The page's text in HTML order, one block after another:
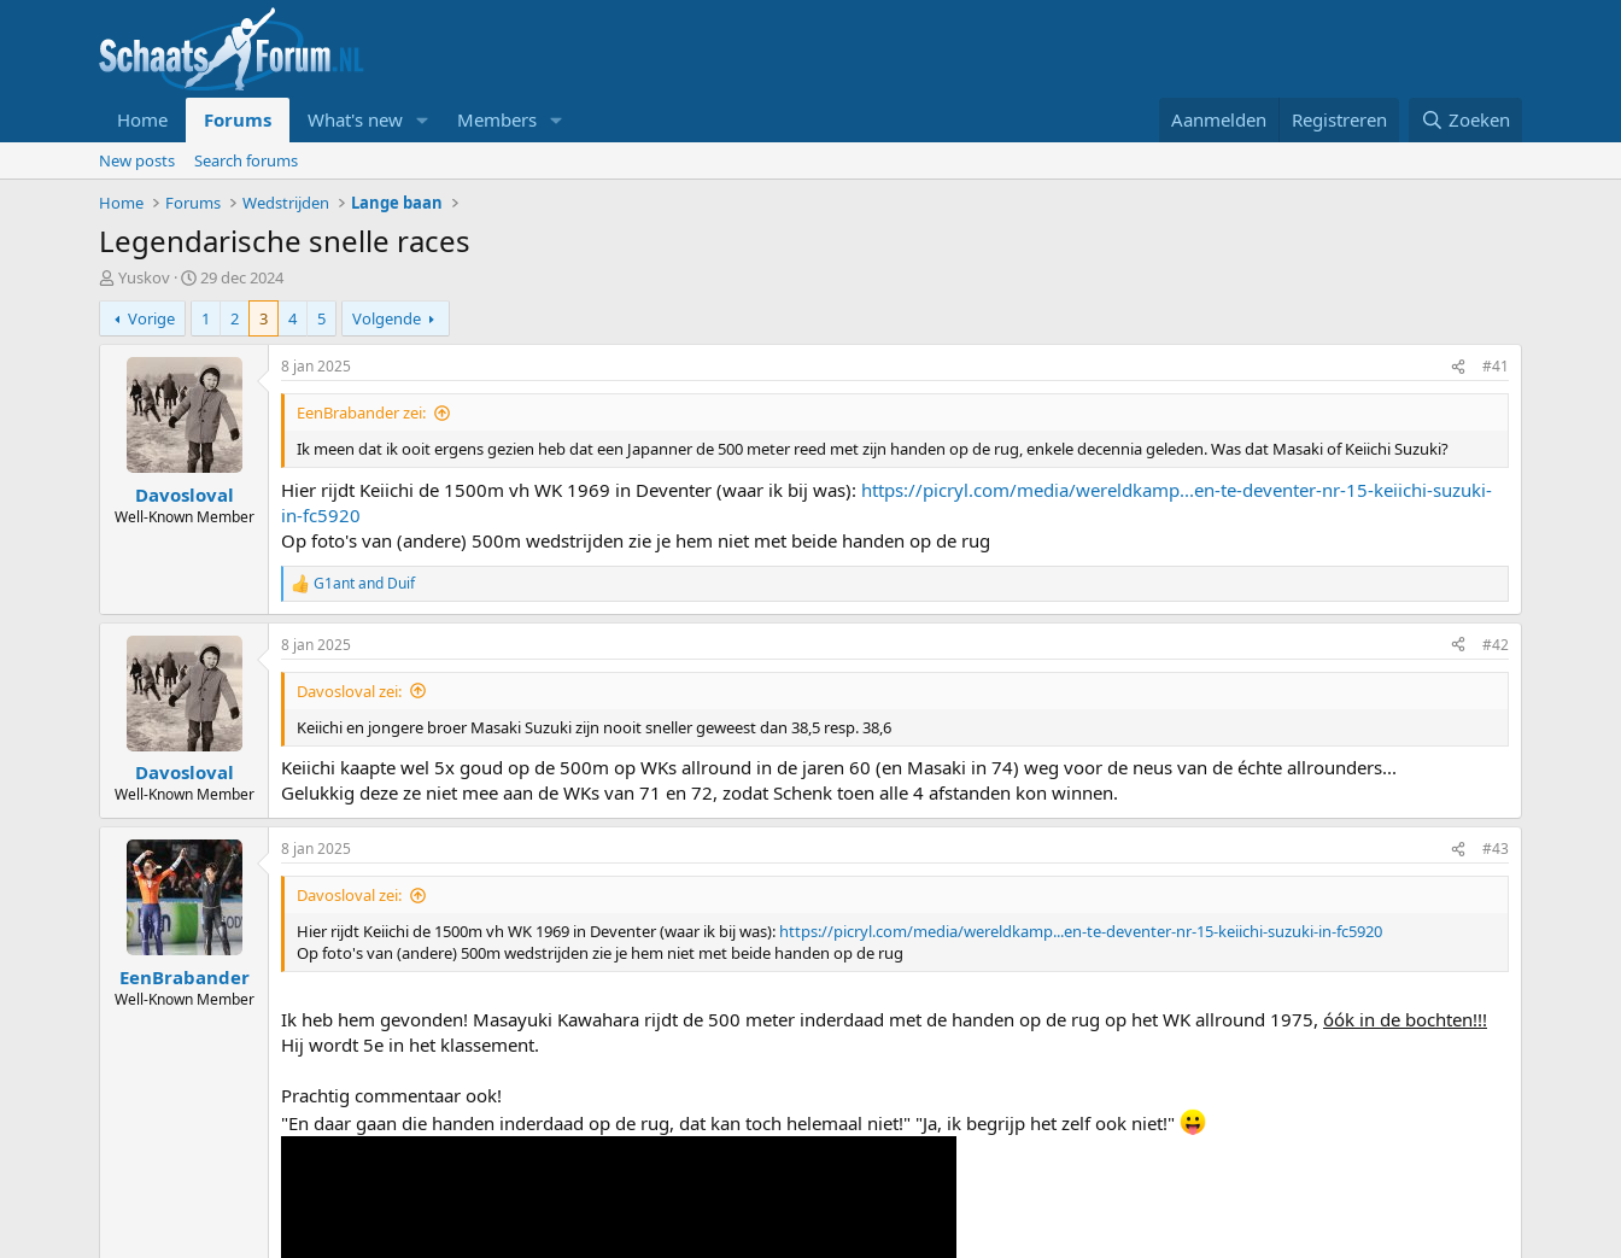
Home Forums What's new Members Aanmelden Registreren Zoeken
New posts
Search forums
Home
Forums Wedstrijden Lange baan
Legendarische snelle races
T
o
p
i
r
Yuskov
S
t
a
r
t
d
a
t
u
m
29 dec 2024
Vorige
1 2 3 4 5 Volgende
Davosloval
Well-Known Member
8 jan 2025 #41
EenBrabander zei:
Ik meen dat ik ooit ergens gezien heb dat een Japanner de 500 meter reed met zijn handen op de rug, enkele decennia geleden. Was dat Masaki of Keiichi Suzuki?
Hier rijdt Keiichi de 1500m vh WK 1969 in Deventer (waar ik bij was): https://picryl.com/media/wereldkamp...en-te-deventer-nr-15-keiichi-suzuki-
in-fc5920
Op foto's van (andere) 500m wedstrijden zie je hem niet met beide handen op de rug
R
e
a
c
t
s
:
G1antand Duif
Davosloval
Well-Known Member
8 jan 2025 #42
Davosloval zei:
Keiichi en jongere broer Masaki Suzuki zijn nooit sneller geweest dan 38,5 resp. 38,6
Keiichi kaapte wel 5x goud op de 500m op WKs allround in de jaren 60 (en Masaki in 74) weg voor de neus van de échte allrounders...
Gelukkig deze ze niet mee aan de WKs van 71 en 72, zodat Schenk toen alle 4 afstanden kon winnen.
EenBrabander
Well-Known Member
8 jan 2025 #43
Davosloval zei:
Hier rijdt Keiichi de 1500m vh WK 1969 in Deventer (waar ik bij was): https://picryl.com/media/wereldkamp...en-te-deventer-nr-15-keiichi-suzuki-in-fc5920
Op foto's van (andere) 500m wedstrijden zie je hem niet met beide handen op de rug
Ik heb hem gevonden! Masayuki Kawahara rijdt de 500 meter inderdaad met de handen op de rug op het WK allround 1975, óók in de bochten!!!
Hij wordt 5e in het klassement.
Prachtig commentaar ook!
"En daar gaan die handen inderdaad op de rug, dat kan toch helemaal niet!" "Ja, ik begrijp het zelf ook niet!"